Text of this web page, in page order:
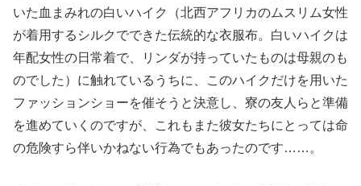
いた血まみれの白いハイク（北西アフリカのムスリム女性
が着用するシルクでできた伝統的な衣服布。白いハイクは
年配女性の日常着で、リンダが持っていたものは母親のも
のでした）に触れているうちに、このハイクだけを用いた
ファッションショーを催そうと決意し、寮の友人らと準備
を進めていくのですが、これもまた彼女たちにとっては命
の危険すら伴いかねない行為でもあったのです……。